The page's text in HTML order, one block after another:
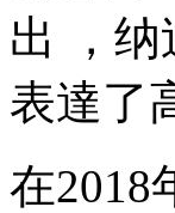
出 
表達了高
在2018